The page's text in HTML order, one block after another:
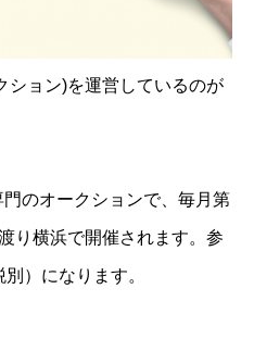
ション)を運営しているのが
のオークションで、毎月第
り横浜で開催されます。参
）になります。